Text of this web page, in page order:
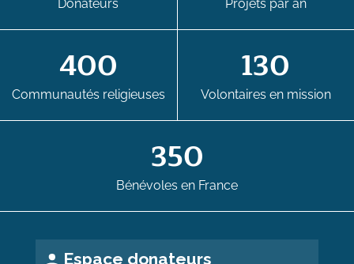
Donateurs Projets par an
400
Communautés religieuses
130
Volontaires en mission
350
Bénévoles en France
Espace donateurs